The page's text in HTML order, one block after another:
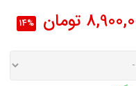
تومان 14%